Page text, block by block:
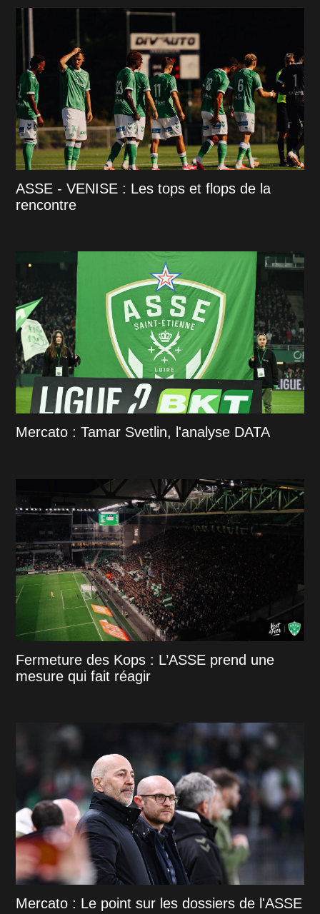
ASSE - VENISE : Les tops et flops de la
rencontre
Mercato : Tamar Svetlin, l'analyse DATA
Fermeture des Kops : L’ASSE prend une
mesure qui fait réagir
Mercato : Le point sur les dossiers de l'ASSE